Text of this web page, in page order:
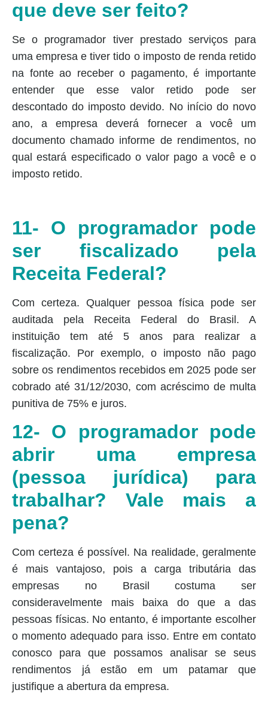
que deve ser feito?
Se o programador tiver prestado serviços para
uma empresa e tiver tido o imposto de renda retido
na fonte ao receber o pagamento, é importante
entender que esse valor retido pode ser
descontado do imposto devido. No início do novo
ano, a empresa deverá fornecer a você um
documento chamado informe de rendimentos, no
qual estará especificado o valor pago a você e o
imposto retido.
11- O programador pode
ser fiscalizado pela
Receita Federal?
Com certeza. Qualquer pessoa física pode ser
auditada pela Receita Federal do Brasil. A
instituição tem até 5 anos para realizar a
fiscalização. Por exemplo, o imposto não pago
sobre os rendimentos recebidos em 2025 pode ser
cobrado até 31/12/2030, com acréscimo de multa
punitiva de 75% e juros.
12- O programador pode
abrir uma empresa
(pessoa jurídica) para
trabalhar? Vale mais a
pena?
Com certeza é possível. Na realidade, geralmente
é mais vantajoso, pois a carga tributária das
empresas no Brasil costuma ser
consideravelmente mais baixa do que a das
pessoas físicas. No entanto, é importante escolher
o momento adequado para isso. Entre em contato
conosco para que possamos analisar se seus
rendimentos já estão em um patamar que
justifique a abertura da empresa.